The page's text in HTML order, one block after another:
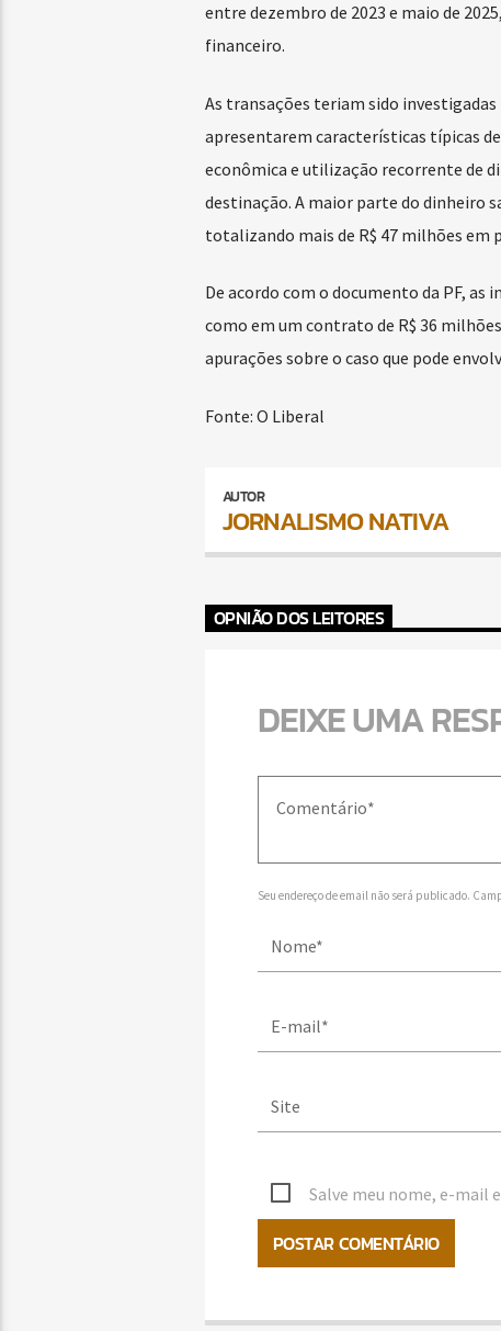
entre dezembro de 2023 e maio de
financeiro.
As transações teriam sido
apresentarem características típicas
econômica e utilização recorrente de
destinação. A maior parte do dinheiro
totalizando mais de R$ 47 milhões em
De acordo com o documento da PF,
como em um contrato de R$ 36
apurações sobre o caso que pode
Fonte: O Liberal
AUTOR
JORNALISMO NATIVA
OPNIÃO DOS LEITORES
DEIXE UMA
Seu endereço de email não será publicado.
Salve meu nome, e-mail